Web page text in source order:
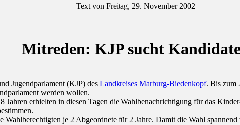
Text von Freitag, 29. November 2002
Mitreden: KJP sucht
Jugendparlament (KJP) des Landkreises Marburg-Biedenkopf. Bis zum
werden wollen.
erhielten in diesen Tagen die Wahlbenachrichtigung für das
Wahlberechtigten je 2 Abgeordnete für 2 Jahre. Damit die Wahl